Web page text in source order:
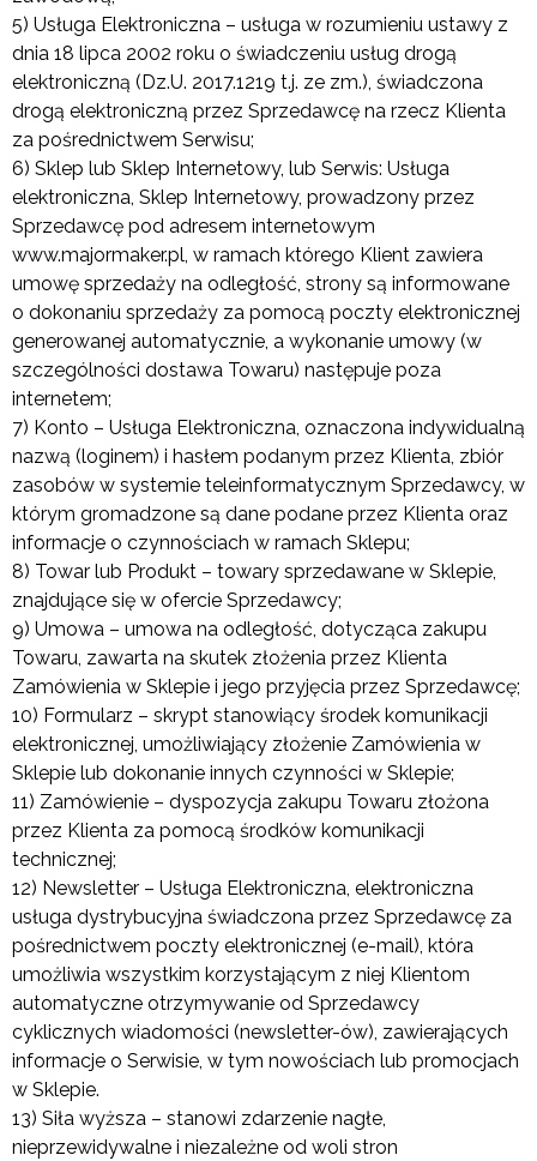
5) Usługa Elektroniczna – usługa w rozumieniu ustawy z
dnia 18 lipca 2002 roku o świadczeniu usług drogą
elektroniczną (Dz.U. 2017.1219 t.j. ze zm.), świadczona
drogą elektroniczną przez Sprzedawcę na rzecz Klienta
za pośrednictwem Serwisu;
6) Sklep lub Sklep Internetowy, lub Serwis: Usługa
elektroniczna, Sklep Internetowy, prowadzony przez
Sprzedawcę pod adresem internetowym
www.majormaker.pl, w ramach którego Klient zawiera
umowę sprzedaży na odległość, strony są informowane
o dokonaniu sprzedaży za pomocą poczty elektronicznej
generowanej automatycznie, a wykonanie umowy (w
szczególności dostawa Towaru) następuje poza
internetem;
7) Konto – Usługa Elektroniczna, oznaczona indywidualną
nazwą (loginem) i hasłem podanym przez Klienta, zbiór
zasobów w systemie teleinformatycznym Sprzedawcy, w
którym gromadzone są dane podane przez Klienta oraz
informacje o czynnościach w ramach Sklepu;
8) Towar lub Produkt – towary sprzedawane w Sklepie,
znajdujące się w ofercie Sprzedawcy;
9) Umowa – umowa na odległość, dotycząca zakupu
Towaru, zawarta na skutek złożenia przez Klienta
Zamówienia w Sklepie i jego przyjęcia przez Sprzedawcę;
10) Formularz – skrypt stanowiący środek komunikacji
elektronicznej, umożliwiający złożenie Zamówienia w
Sklepie lub dokonanie innych czynności w Sklepie;
11) Zamówienie – dyspozycja zakupu Towaru złożona
przez Klienta za pomocą środków komunikacji
technicznej;
12) Newsletter – Usługa Elektroniczna, elektroniczna
usługa dystrybucyjna świadczona przez Sprzedawcę za
pośrednictwem poczty elektronicznej (e-mail), która
umożliwia wszystkim korzystającym z niej Klientom
automatyczne otrzymywanie od Sprzedawcy
cyklicznych wiadomości (newsletter-ów), zawierających
informacje o Serwisie, w tym nowościach lub promocjach
w Sklepie.
13) Siła wyższa – stanowi zdarzenie nagłe,
nieprzewidywalne i niezależne od woli stron